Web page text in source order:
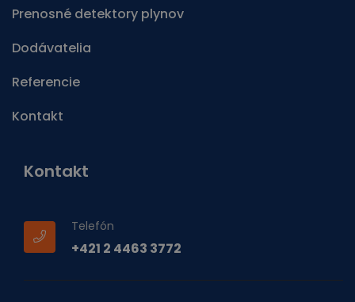
Prenosné detektory plynov
Dodávatelia
Referencie
Kontakt
Kontakt
Telefón
+421 2 4463 3772